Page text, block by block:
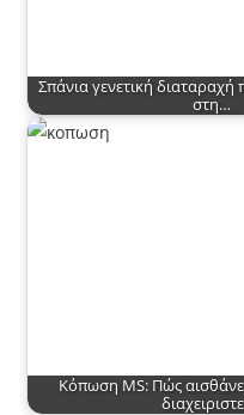
Σπάνια γενετική διαταραχή
στη…
Κόπωση MS: Πώς